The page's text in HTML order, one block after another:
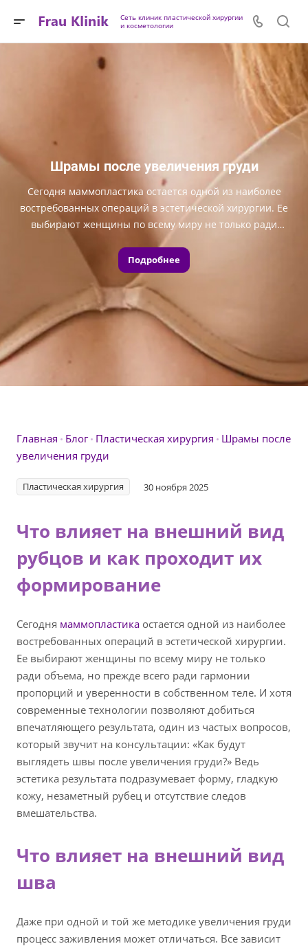
Сеть клиник пластической хирургии
и косметологии
Шрамы после увеличения груди
Сегодня маммопластика остается одной из наиболее
востребованных операций в эстетической хирургии. Ее
выбирают женщины по всему миру не только ради
объема, но прежде всего ради гармонии пропорций и
уверенности в собственном теле.
Подробнее
Главная Блог Пластическая хирургия
Шрамы после
увеличения груди
Пластическая хирургия 30 ноября 2025
Что влияет на внешний вид
рубцов и как проходит их
формирование
Сегодня маммопластика остается одной из наиболее
востребованных операций в эстетической хирургии.
Ее выбирают женщины по всему миру не только
ради объема, но прежде всего ради гармонии
пропорций и уверенности в собственном теле. И хотя
современные технологии позволяют добиться
впечатляющего результата, один из частых вопросов,
который звучит на консультации: «Как будут
выглядеть швы после увеличения груди?» Ведь
эстетика результата подразумевает форму, гладкую
кожу, незаметный рубец и отсутствие следов
вмешательства.
Что влияет на внешний вид
шва
Даже при одной и той же методике увеличения груди
процесс заживления может отличаться. Все зависит